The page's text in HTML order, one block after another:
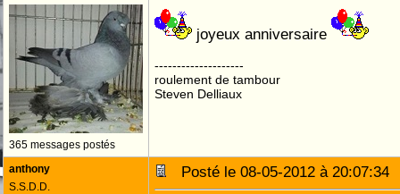
365 messages postés
joyeux anniversaire
--------------------
roulement de tambour
Steven Delliaux
anthony
S.S.D.D.
Posté le 08-05-2012 à